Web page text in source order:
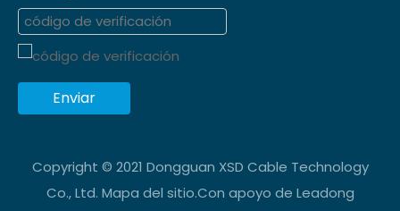
Enviar
Copyright © 2021 Dongguan XSD Cable Technology
Co., Ltd. Mapa del sitio.Con apoyo de Leadong